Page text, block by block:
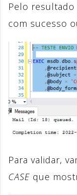
Pelo resultado
com sucesso
Para validar,
CASE que